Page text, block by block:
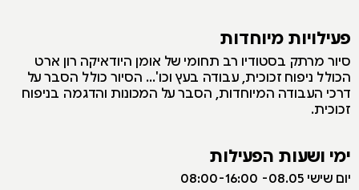
פעילויות מיוחדות
סיור מרתק בסטודיו רב תחומי של אומן היודאיקה רון ארט
הכולל ניפוח זכוכית, עבודה בעץ וכו'... הסיור כולל הסבר על
דרכי העבודה המיוחדות, הסבר על המכונות והדגמה בניפוח
זכוכית.
ימי ושעות הפעילות
יום שישי 08.05- 08:00-16:00